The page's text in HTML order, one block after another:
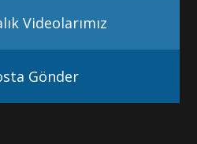
Videolarımız
Gönder